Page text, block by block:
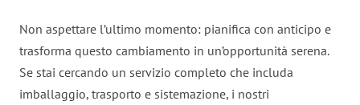
Non aspettare l’ultimo momento: pianifica con anticipo e
trasforma questo cambiamento in un’opportunità serena.
Se stai cercando un servizio completo che includa
imballaggio, trasporto e sistemazione, i nostri